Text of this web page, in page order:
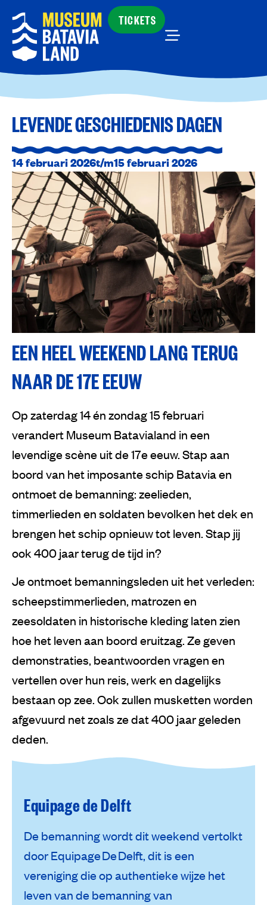
TICKETS
LEVENDE GESCHIEDENIS DAGEN
14 februari 2026t/m15 februari 2026
EEN HEEL WEEKEND LANG TERUG
NAAR DE 17E EEUW
Op zaterdag 14 én zondag 15 februari
verandert Museum Batavialand in een
levendige scène uit de 17e eeuw. Stap aan
boord van het imposante schip Batavia en
ontmoet de bemanning: zeelieden,
timmerlieden en soldaten bevolken het dek en
brengen het schip opnieuw tot leven. Stap jij
ook 400 jaar terug de tijd in?
Je ontmoet bemanningsleden uit het verleden:
scheepstimmerlieden, matrozen en
zeesoldaten in historische kleding laten zien
hoe het leven aan boord eruitzag. Ze geven
demonstraties, beantwoorden vragen en
vertellen over hun reis, werk en dagelijks
bestaan op zee. Ook zullen musketten worden
afgevuurd net zoals ze dat 400 jaar geleden
deden.
Equipage de Delft
De bemanning wordt dit weekend vertolkt
doorEquipage De Delft, dit is een
vereniging die op authentieke wijze het
leven van de bemanning van